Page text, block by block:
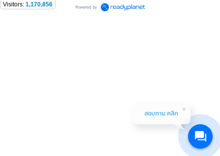
Visitors: 1,170,856
สอบถาม คลิก